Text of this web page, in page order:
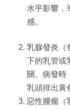
水平影響，
感。
乳腺發炎（
下的乳管或
關。病發時
乳頭排出黃
惡性腫瘤（